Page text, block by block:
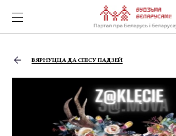
ВЯРНУЦЦА ДА СПІСУ ПАДЗЕЙ